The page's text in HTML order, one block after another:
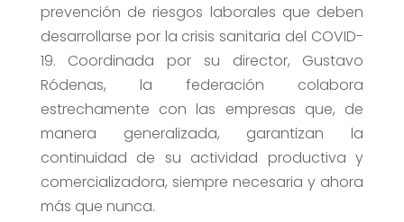
prevención de riesgos laborales que deben
desarrollarse por la crisis sanitaria del COVID-
19. Coordinada por su director, Gustavo
Ródenas, la federación colabora
estrechamente con las empresas que, de
manera generalizada, garantizan la
continuidad de su actividad productiva y
comercializadora, siempre necesaria y ahora
más que nunca.